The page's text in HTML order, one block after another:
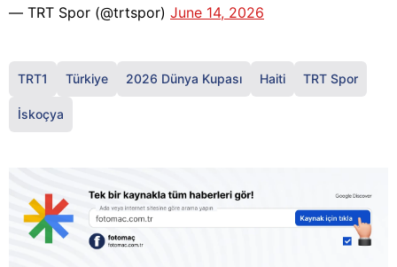
— TRT Spor (@trtspor) June 14, 2026
TRT1 Türkiye 2026 Dünya Kupası Haiti TRT Spor
İskoçya